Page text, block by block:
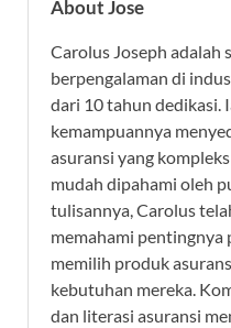
About Jose
Carolus Joseph adalah
berpengalaman di
dari 10 tahun dedikasi.
kemampuannya
asuransi yang
mudah dipahami oleh
tulisannya, Carolus
memahami
memilih produk
kebutuhan mereka.
dan literasi asuransi